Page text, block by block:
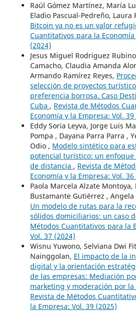
Raúl Gómez Martínez, María
Eladio Pascual-Pedreño, Laura
Bitcoin ya no es un valor
Cuantitativos para la Economía
(2024)
Jesus Miguel Rodriguez
Camacho, Claudia Amanda
Armando Ramírez Reyes,
selección de proyectos
preferencia borrosa. Caso
Cuba , Revista de Métodos
Economía y la Empresa: Vol. 39
Eddy Soria Leyva, Jorge Luis
Pompa , Dayana Parra Parra ,
Odio , Modelo sintético para
potencial turístico: un enfoque
de distancia , Revista de
Economía y la Empresa: Vol. 36
Paola Marcela Alzate Montoya,
Bustamante Gutiérrez ,
Un modelo de rutas para la
sólidos domiciliarios: un caso
Métodos Cuantitativos para la
Vol. 37 (2024)
Wisnu Yuwono, Selviana Dwi
Nainggolan, El impacto de la
digital y la orientación
de las empresas: Mediación
marketing y moderación por
Revista de Métodos
la Empresa: Vol. 39 (2025)